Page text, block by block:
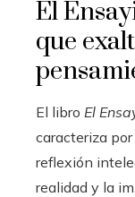
El
que
El libro El
caracteriza
reflexión
realidad y la